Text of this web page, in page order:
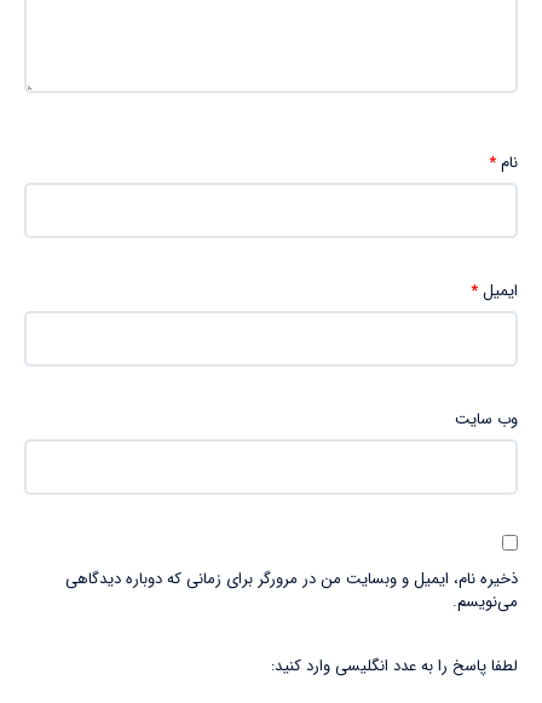
نام*
ایمیل*
وب‌ سایت
ذخیره نام، ایمیل و وبسایت من در مرورگر برای زمانی که دوباره دیدگاهی
می‌نویسم.
لطفا پاسخ را به عدد انگلیسی وارد کنید: